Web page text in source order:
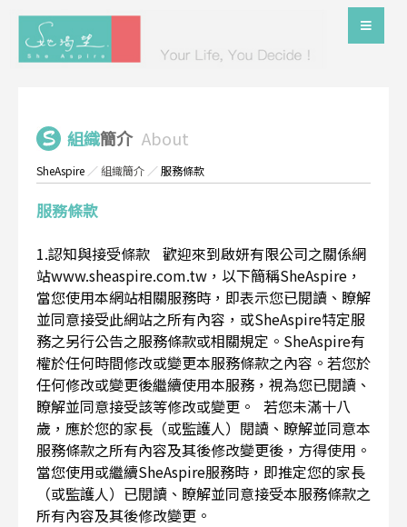
組織簡介 About
SheAspire ／組織簡介 ／服務條款
服務條款
1.認知與接受條款 歡迎來到啟妍有限公司之關係網
站www.sheaspire.com.tw，以下簡稱SheAspire，
當您使用本網站相關服務時，即表示您已閱讀、瞭解
並同意接受此網站之所有內容，或SheAspire特定服
務之另行公告之服務條款或相關規定。SheAspire有
權於任何時間修改或變更本服務條款之內容。若您於
任何修改或變更後繼續使用本服務，視為您已閱讀、
瞭解並同意接受該等修改或變更。 若您未滿十八
歲，應於您的家長（或監護人）閱讀、瞭解並同意本
服務條款之所有內容及其後修改變更後，方得使用。
當您使用或繼續SheAspire服務時，即推定您的家長
（或監護人）已閱讀、瞭解並同意接受本服務條款之
所有內容及其後修改變更。